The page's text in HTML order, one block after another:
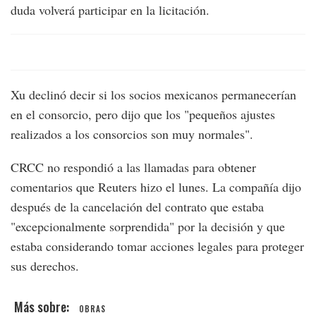
duda volverá participar en la licitación.
Xu declinó decir si los socios mexicanos permanecerían
en el consorcio, pero dijo que los "pequeños ajustes
realizados a los consorcios son muy normales".
CRCC no respondió a las llamadas para obtener
comentarios que Reuters hizo el lunes. La compañía dijo
después de la cancelación del contrato que estaba
"excepcionalmente sorprendida" por la decisión y que
estaba considerando tomar acciones legales para proteger
sus derechos.
OBRAS